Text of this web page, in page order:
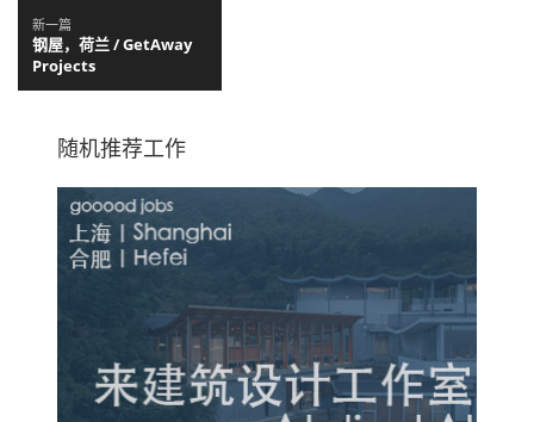
新一篇
钢屋，荷兰 / GetAway
Projects
随机推荐工作